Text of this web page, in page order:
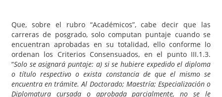
Que, sobre el rubro “Académicos”, cabe decir que las
carreras de posgrado, solo computan puntaje cuando se
encuentran aprobadas en su totalidad, ello conforme lo
ordenan los Criterios Consensuados, en el punto III.1.3.
“Solo se asignará puntaje: a) si se hubiere expedido el diploma
o título respectivo o exista constancia de que el mismo se
encuentra en trámite. Al Doctorado; Maestría; Especialización o
Diplomatura cursada o aprobada parcialmente, no se le